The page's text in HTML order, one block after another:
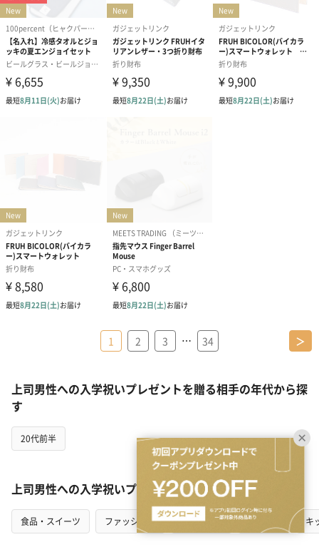
1 2 3 … 34 ＞
上司男性への入学祝いプレゼントを贈る相手の年代から探
す
20代前半
上司男性への入学祝いプレゼントをカテゴリから探す
食品・スイーツ ファッション インテリア 花・植物 キ